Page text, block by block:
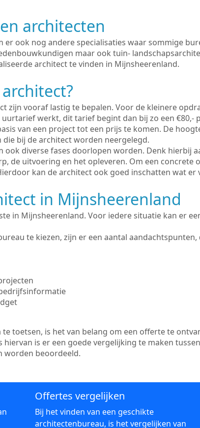
architecten
er ook nog andere specialisaties waar sommige
maar ook tuin-
architect te vinden in Mijnsheerenland.
zijn vooraf lastig te bepalen. Voor de kleinere
werkt, dit tarief begint dan bij zo een €80,-
van een project tot een prijs te komen. De
die bij de architect worden neergelegd.
ook diverse fases doorlopen worden. Denk hierbij
de uitvoering en het opleveren. Om een concrete
kan de architect ook goed inschatten wat er
in Mijnsheerenland
in Mijnsheerenland. Voor iedere situatie kan er
te kiezen, zijn er een aantal aandachtspunten,
toetsen, is het van belang om een offerte te
hiervan is er een goede vergelijking te maken
worden beoordeeld.
Offertes vergelijken
Bij het vinden van een geschikte
architectenbureau, is het vergelijken van